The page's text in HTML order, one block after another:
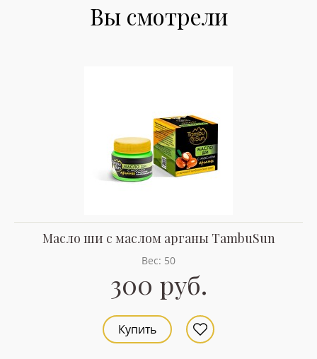
Вы смотрели
Масло ши с маслом арганы TambuSun
Вес: 50
300 руб.
Купить